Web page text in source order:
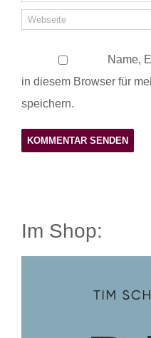
Name,
in diesem Browser für
speichern.
Im Shop: